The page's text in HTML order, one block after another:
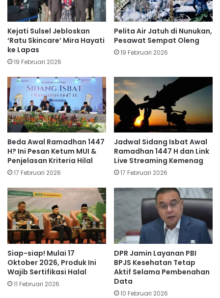
Kejati Sulsel Jebloskan
‘Ratu Skincare’ Mira Hayati
ke Lapas
19 Februari 2026
Pelita Air Jatuh di Nunukan,
Pesawat Sempat Oleng
19 Februari 2026
Beda Awal Ramadhan 1447
H? Ini Pesan Ketum MUI &
Penjelasan Kriteria Hilal
17 Februari 2026
Jadwal Sidang Isbat Awal
Ramadhan 1447 H dan Link
Live Streaming Kemenag
17 Februari 2026
Siap-siap! Mulai 17
Oktober 2026, Produk Ini
Wajib Sertifikasi Halal
11 Februari 2026
DPR Jamin Layanan PBI
BPJS Kesehatan Tetap
Aktif Selama Pembenahan
Data
10 Februari 2026